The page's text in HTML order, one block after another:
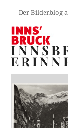
Der Bilderblog